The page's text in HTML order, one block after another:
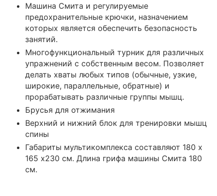
Машина Смита и регулируемые
предохранительные крючки, назначением
которых является обеспечить безопасность
занятий.
Многофункциональный турник для различных
упражнений с собственным весом. Позволяет
делать хваты любых типов (обычные, узкие,
широкие, параллельные, обратные) и
прорабатывать различные группы мышц.
Брусья для отжимания
Верхний и нижний блок для тренировки мышц
спины
Габариты мультикомплекса составляют 180 х
165 х230 см. Длина грифа машины Смита 180
см.